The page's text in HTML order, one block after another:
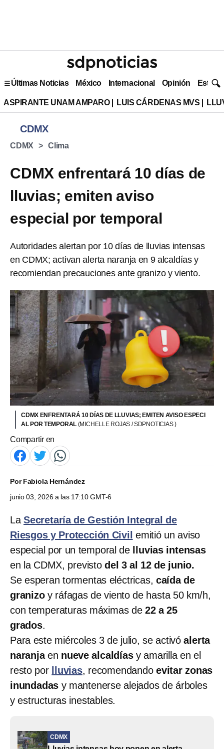
Últimas Noticias México Internacional Opinión Estilo
ASPIRANTE UNAM AMPARO LUIS CÁRDENAS MVS
CDMX
CDMX Clima
CDMX enfrentará 10 días de
lluvias; emiten aviso
especial por temporal
Autoridades alertan por 10 días de lluvias intensas
en CDMX; activan alerta naranja en 9 alcaldías y
recomiendan precauciones ante granizo y viento.
CDMX ENFRENTARÁ 10 DÍAS DE LLUVIAS; EMITEN AVISO ESPECI
AL POR TEMPORAL (MICHELLE ROJAS / SDPNOTICIAS )
Compartir en
PorFabiola Hernández
junio 03, 2026 a las 17:10 GMT-6
La Secretaría de Gestión Integral de
Riesgos y Protección Civil emitió un aviso
especial por un temporal de
lluvias intensas
en la CDMX, previstodel 3 al 12 de junio.
Se esperan tormentas eléctricas, caída de
granizoy ráfagas de viento de hasta 50 km/h,
con temperaturas máximas de 22 a 25
grados.
Para este miércoles 3 de julio, se activóalerta
naranjaen nueve alcaldíasy amarilla en el
resto por
lluvias, recomendandoevitar zonas
inundadas y mantenerse alejados de árboles
y estructuras inestables.
CDMX